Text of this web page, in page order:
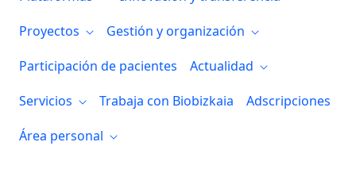
Proyectos
Gestión y organización
Participación de pacientes
Actualidad
Servicios
Trabaja con Biobizkaia
Adscripciones
Área personal